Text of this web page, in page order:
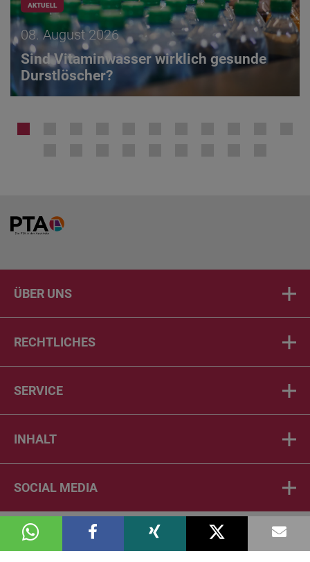
AKTUELL
08. August 2026
Sind Vitaminwasser wirklich gesunde
Durstlöscher?
Home
ÜBER UNS
RECHTLICHES
SERVICE
INHALT
SOCIAL MEDIA
© 2026 DIE PTA IN DER APOTHEKE